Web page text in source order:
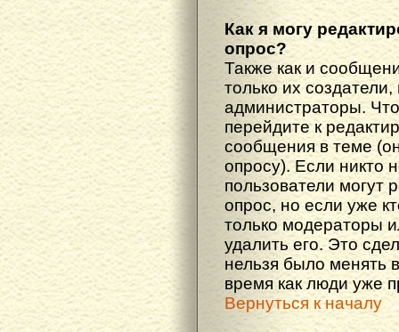
Как я могу
опрос?
Также как и
только их
администраторы.
перейдите к
сообщения в теме
опросу). Если никто
пользователи могут
опрос, но если уже
только модераторы
удалить его. Это
нельзя было менять
время как люди уже
Вернуться к началу